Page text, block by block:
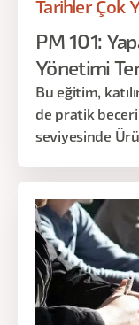
Tarihler Çok
PM 101:
Yönetimi
Bu eğitim,
de pratik
seviyesinde